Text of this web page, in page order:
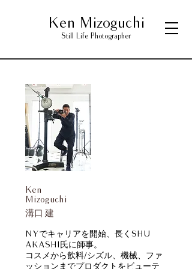
Still Life Photographer
Ken Mizoguchi
Ken
Mizoguchi
溝口 建
NYでキャリアを開始、長くSHU
AKASHI氏に師事。
コスメから飲料/シズル、機械、ファ
ッションまでプロダクトをビューテ